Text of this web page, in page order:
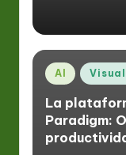
Publicado
en
AI
La
Paradigm: